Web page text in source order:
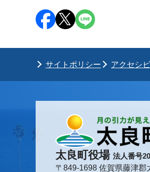
サイトポリシー アクセシ
太良町役場 法人番号
〒849-1698 佐賀県藤津